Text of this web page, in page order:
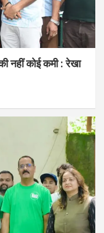
नहीं कोई कमी : रेखा